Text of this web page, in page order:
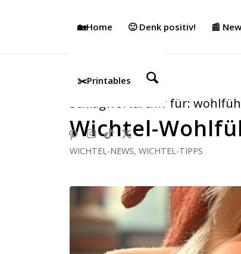
🏡Home 🙂 Denk positiv! 📰
✂️Printables
Schlagwortarchiv für:
Wichtel-
WICHTEL-NEWS,WICHTEL-TIPPS